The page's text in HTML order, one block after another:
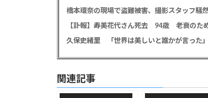
橋本環奈の現場で盗難被害、撮影スタッフ騒
関連記事